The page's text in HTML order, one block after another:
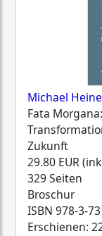
Michael
Fata
Zukunft
29.80 EUR
329 Seiten
Broschur
ISBN 978-3-
Erschienen: